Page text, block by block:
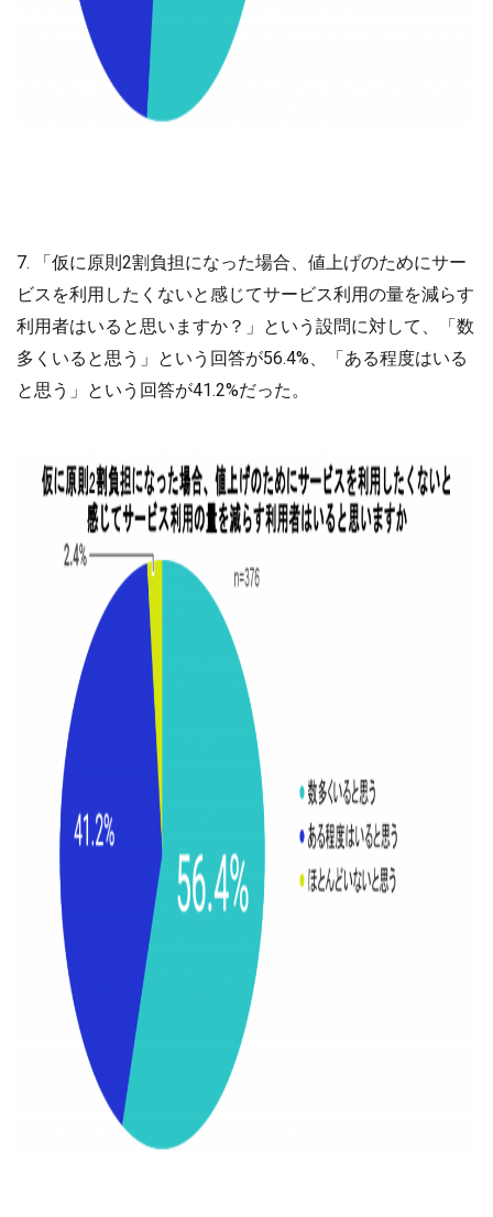
7. 「仮に原則2割負担になった場合、値上げのためにサー
ビスを利用したくないと感じてサービス利用の量を減らす
利用者はいると思いますか？」という設問に対して、「数
多くいると思う」という回答が56.4%、「ある程度はいる
と思う」という回答が41.2%だった。